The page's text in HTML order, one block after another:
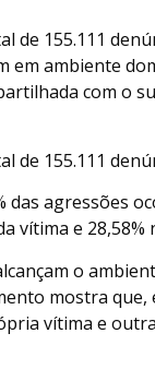
de 155.111
em ambiente
com o
de 155.111
das agressões
vítima e
o
mostra que,
vítima e